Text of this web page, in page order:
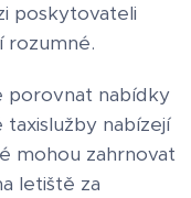
poskytovateli
rozumné.
porovnat nabídky
nabízejí
mohou zahrnovat
letiště za